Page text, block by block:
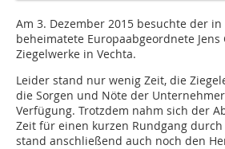
Am 3. Dezember 2015 besuchte der
beheimatete Europaabgeordnete Jens
Ziegelwerke in Vechta.
Leider stand nur wenig Zeit, die
die Sorgen und Nöte der
Verfügung. Trotzdem nahm sich der
Zeit für einen kurzen Rundgang
stand anschließend auch noch den